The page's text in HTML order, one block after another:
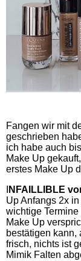
Fangen wir mit
geschrieben
ich habe auch
Make Up
erstes Make Up
NFAILLIBLE
Up Anfangs 2x
wichtige
Make Up
bestätigen kann,
frisch, nichts ist
Mimik Falten